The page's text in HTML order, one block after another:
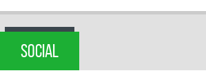
SOCIAL